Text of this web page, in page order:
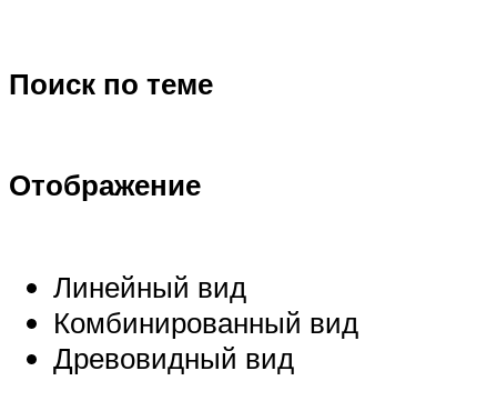
Поиск по теме
Отображение
Линейный вид
Комбинированный вид
Древовидный вид